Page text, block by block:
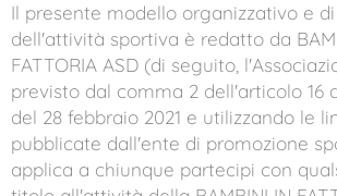
Il presente modello organizzativo e
dell'attività sportiva è redatto da
FATTORIA ASD (di seguito,
previsto dal comma 2 dell'articolo 16
del 28 febbraio 2021 e utilizzando le
pubblicate dall'ente di promozione
applica a chiunque partecipi con